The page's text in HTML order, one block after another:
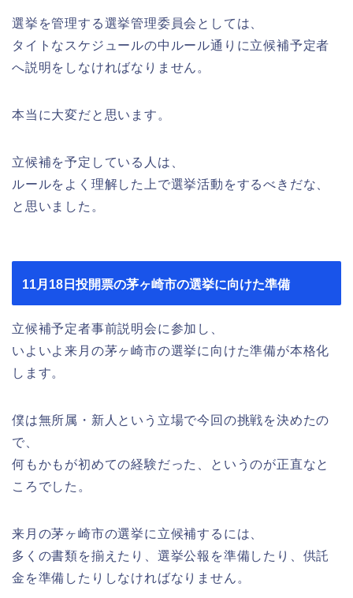
選挙を管理する選挙管理委員会としては、
タイトなスケジュールの中ルール通りに立候補予定者
へ説明をしなければなりません。
本当に大変だと思います。
立候補を予定している人は、
ルールをよく理解した上で選挙活動をするべきだな、
と思いました。
11月18日投開票の茅ヶ崎市の選挙に向けた準備
立候補予定者事前説明会に参加し、
いよいよ来月の茅ヶ崎市の選挙に向けた準備が本格化
します。
僕は無所属・新人という立場で今回の挑戦を決めたの
で、
何もかもが初めての経験だった、というのが正直なと
ころでした。
来月の茅ヶ崎市の選挙に立候補するには、
多くの書類を揃えたり、選挙公報を準備したり、供託
金を準備したりしなければなりません。